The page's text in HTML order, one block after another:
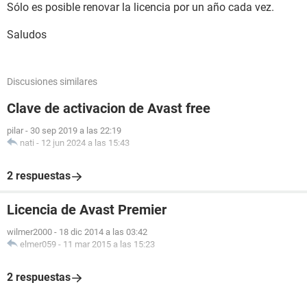
Sólo es posible renovar la licencia por un año cada vez.
Saludos
Discusiones similares
Clave de activacion de Avast free
pilar - 30 sep 2019 a las 22:19
nati - 12 jun 2024 a las 15:43
2 respuestas
Licencia de Avast Premier
wilmer2000 - 18 dic 2014 a las 03:42
elmer059 - 11 mar 2015 a las 15:23
2 respuestas